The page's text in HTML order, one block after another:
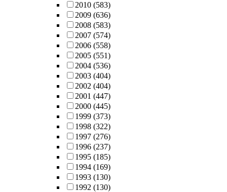
2010 (583)
2009 (636)
2008 (583)
2007 (574)
2006 (558)
2005 (551)
2004 (536)
2003 (404)
2002 (404)
2001 (447)
2000 (445)
1999 (373)
1998 (322)
1997 (276)
1996 (237)
1995 (185)
1994 (169)
1993 (130)
1992 (130)